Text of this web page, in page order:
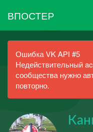
ВПОСТЕР
Ошибка VK API #5
Недействительный
сообщества нужно
повторно.